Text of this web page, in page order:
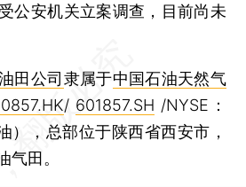
公安机关立案调查，目前尚未
田公司 隶属于中国石油天然气
/ 601857.SH /NYSE：
），总部位于陕西省西安市，
气田。